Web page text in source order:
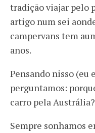
tradição viajar pelo
artigo num sei
campervans tem
anos.
Pensando nisso (eu
perguntamos:
carro pela Austrália?
Sempre sonhamos